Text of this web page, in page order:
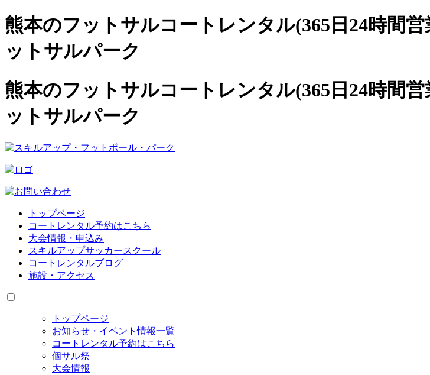
熊本のフットサルコートレンタル(365日24時間営
ットサルパーク
熊本のフットサルコートレンタル(365日24時間
ットサルパーク
トップページ
コートレンタル予約はこちら
大会情報・申込み
スキルアップサッカースクール
コートレンタルブログ
施設・アクセス
トップページ
お知らせ・イベント情報一覧
コートレンタル予約はこちら
個サル祭
大会情報